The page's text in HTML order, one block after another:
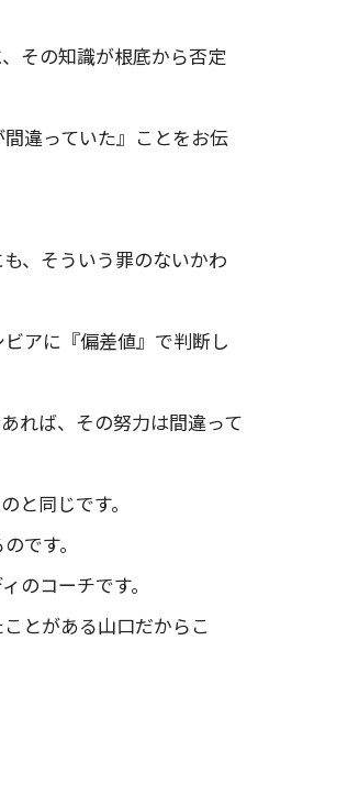
その知識が根底から否定
違っていた』ことをお伝
、そういう罪のないかわ
アに『偏差値』で判断し
れば、その努力は間違って
と同じです。
です。
のコーチです。
とがある山口だからこ